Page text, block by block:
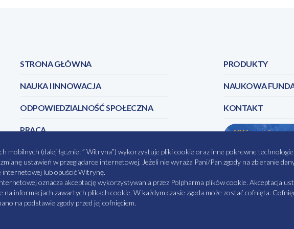
STRONA GŁÓWNA
NAUKA I INNOWACJA
ODPOWIEDZIALNOŚĆ SPOŁECZNA
PRACA
PRODUKTY
NAUKOWA
KONTAKT
MAPA STRONY NASZE SERWISY MATERIAŁY DO
(dalej łącznie: ” Witryna”) wykorzystuje pliki cookie oraz inne pokrewne technologie
ustawień w przeglądarce internetowej. Jeżeli nie wyraża Pani/Pan zgody na zbieranie
internetowej lub opuścić Witrynę.
oznacza akceptację wykorzystywania przez Polpharma plików cookie. Akceptacja
informacjach zawartych plikach cookie. W każdym czasie zgoda może zostać cofnięta.
na podstawie zgody przed jej cofnięciem.